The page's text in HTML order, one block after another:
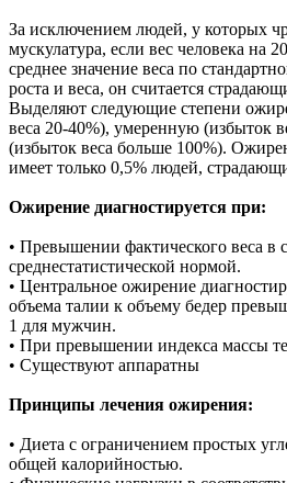
За исключением людей, у которых
мускулатура, если вес человека на
среднее значение веса по
роста и веса, он считается
Выделяют следующие степени
веса 20-40%), умеренную (избыток
(избыток веса больше 100%).
имеет только 0,5% людей,
Ожирение диагностируется при:
• Превышении фактического веса в
среднестатистической нормой.
• Центральное ожирение
объема талии к объему бедер
1 для мужчин.
• При превышении индекса массы
• Существуют аппаратны
Принципы лечения ожирения:
• Диета с ограничением простых
общей калорийностью.